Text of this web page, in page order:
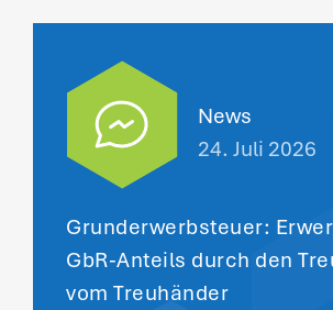
News
24. Juli 2026
Grunderwerbsteuer:
GbR-Anteils durch den
vom Treuhänder